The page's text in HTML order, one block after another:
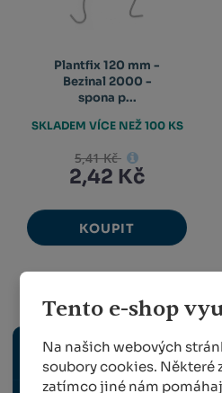
Tento e-shop
Na našich webových
soubory cookies. Některé
zatímco jiné nám
Plantfix 120 mm -
Bezinal 2000 -
spona p...
5,41 Kč
2,42 Kč
KOUPIT
SKLADEM VÍCE NEŽ 100 KS
Vinohradnictví
ELEKTRICKÉ NÁŘADÍ